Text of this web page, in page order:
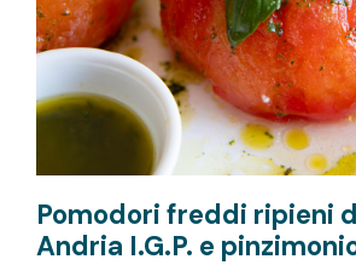
Pomodori freddi ripieni
Andria I.G.P. e